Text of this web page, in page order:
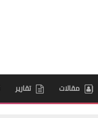
مقالات تقارير